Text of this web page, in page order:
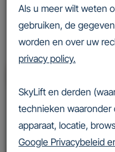
Algemeen
Als u meer wilt weten
gebruiken, de
worden en over uw
privacy policy.
SkyLift en derden
technieken waaronder
apparaat, locatie,
Google Privacybeleid